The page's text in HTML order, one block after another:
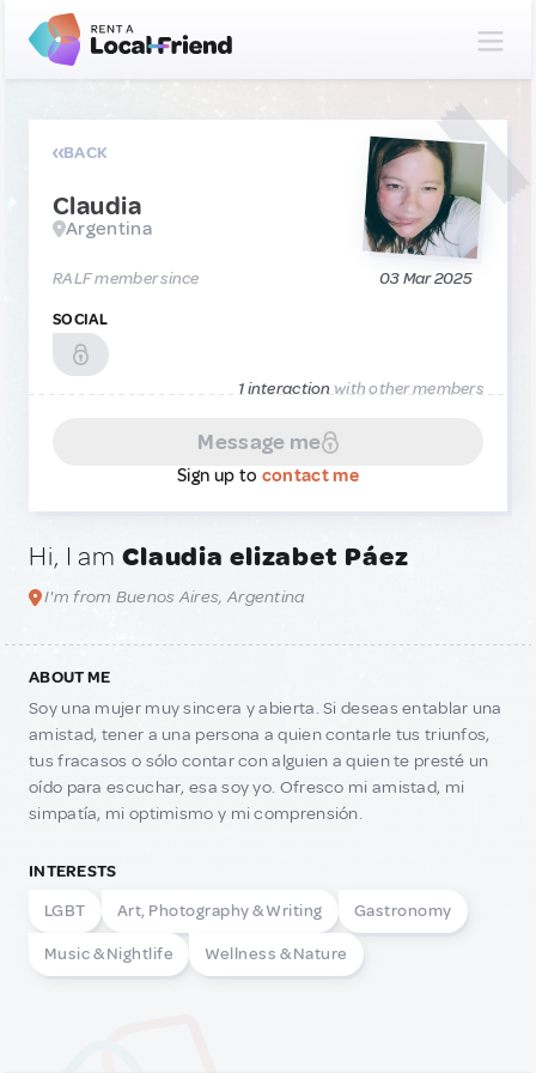
BACK
Claudia
Argentina
RALF member since 03 Mar 2025
SOCIAL
1 interactionwith other members
Message me
Sign up to contact me
Hi, I am Claudia elizabet Páez
I'm from Buenos Aires, Argentina
ABOUT ME
Soy una mujer muy sincera y abierta. Si deseas entablar una
amistad, tener a una persona a quien contarle tus triunfos,
tus fracasos o sólo contar con alguien a quien te presté un
oído para escuchar, esa soy yo. Ofresco mi amistad, mi
simpatía, mi optimismo y mi comprensión.
INTERESTS
LGBT
Art, Photography & Writing Gastronomy
Music & Nightlife Wellness & Nature